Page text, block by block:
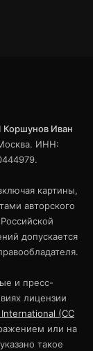
Коршунов Иван
ИНН:
картины,
авторского
допускается
и пресс-
лицензии
(CC
или на
такое